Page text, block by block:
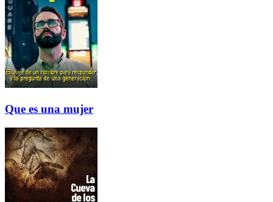
Que es una mujer